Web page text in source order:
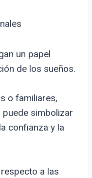
un papel
de los sueños.
o familiares,
simbolizar
confianza y la
a las